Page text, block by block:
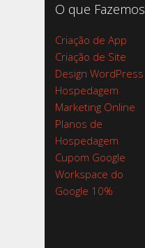
O que Fazemos
Criação de App
Criação de Site
Design WordPress
Hospedagem
Marketing Online
Planos de
Hospedagem
Cupom Google
Workspace do
Google 10%